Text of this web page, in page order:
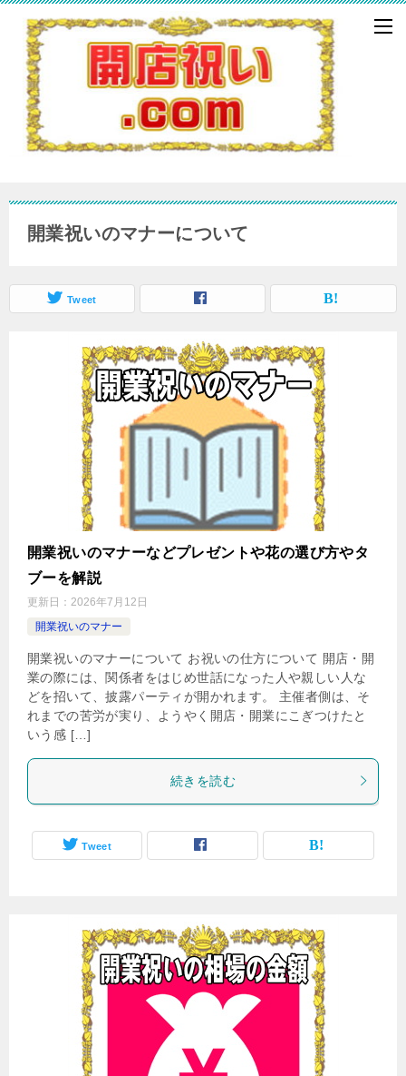
開業祝いのマナーについて
Tweet
開業祝いのマナーなどプレゼントや花の選び方やタ
ブーを解説
更新日： 2026年7月12日
開業祝いのマナー
開業祝いのマナーについて お祝いの仕方について 開店・開
業の際には、関係者をはじめ世話になった人や親しい人な
どを招いて、披露パーティが開かれます。 主催者側は、そ
れまでの苦労が実り、ようやく開店・開業にこぎつけたと
いう感 […]
続きを読む
Tweet